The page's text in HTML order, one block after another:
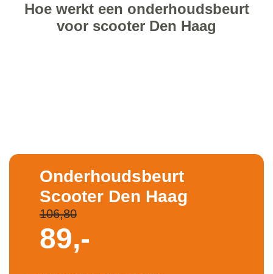
Hoe werkt een onderhoudsbeurt
voor scooter Den Haag
Onderhoudsbeurt
Scooter Den Haag
106,80
89,-